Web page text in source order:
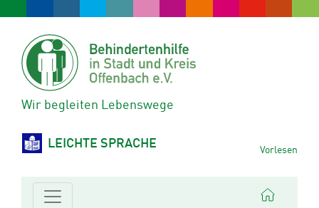
Wir begleiten Lebenswege
LEICHTE SPRACHE Vorlesen